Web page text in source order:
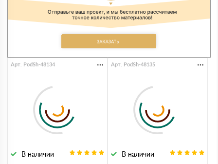
В наличии
Арт. PodSh-48134
В наличии
Арт. PodSh-48135